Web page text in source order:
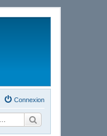
Connexion